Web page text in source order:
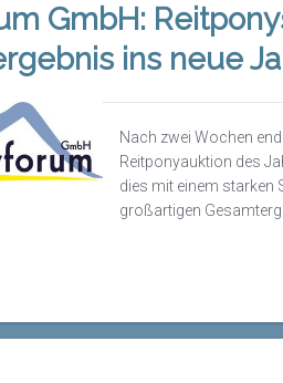
GmbH:
ins neue
Nach zwei Wochen
Reitponyauktion des
dies mit einem starken
großartigen